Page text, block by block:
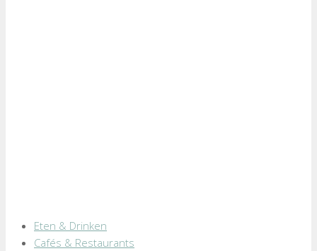
Eten & Drinken
Cafés & Restaurants